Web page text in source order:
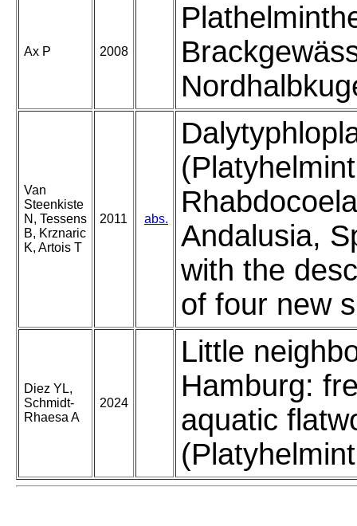
Ax P 2008
Van
Steenkiste
N, Tessens
B, Krznaric
K, Artois T
2011 abs.
Andalusia,
with the
of four new
Diez YL,
Schmidt-
Rhaesa A
2024
Little
Hamburg:
aquatic